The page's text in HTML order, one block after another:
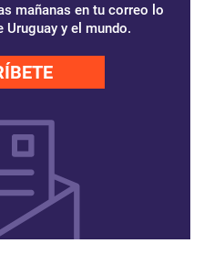
mañanas en tu correo lo
y el mundo.